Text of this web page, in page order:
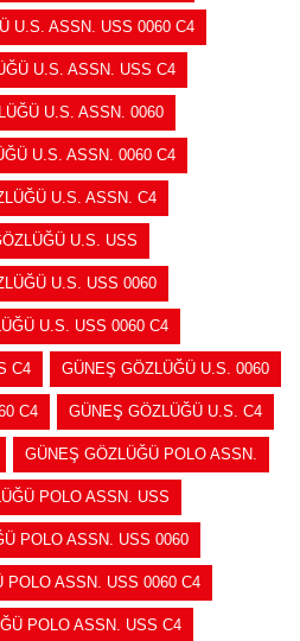
U.S. ASSN. USS 0060 C4
U.S. ASSN. USS C4
U.S. ASSN. 0060
U.S. ASSN. 0060 C4
U.S. ASSN. C4
U.S. USS
U.S. USS 0060
U.S. USS 0060 C4
C4 GÜNEŞ GÖZLÜĞÜ U.S. 0060
C4 GÜNEŞ GÖZLÜĞÜ U.S. C4
GÜNEŞ GÖZLÜĞÜ POLO ASSN.
POLO ASSN. USS
POLO ASSN. USS 0060
POLO ASSN. USS 0060 C4
POLO ASSN. USS C4